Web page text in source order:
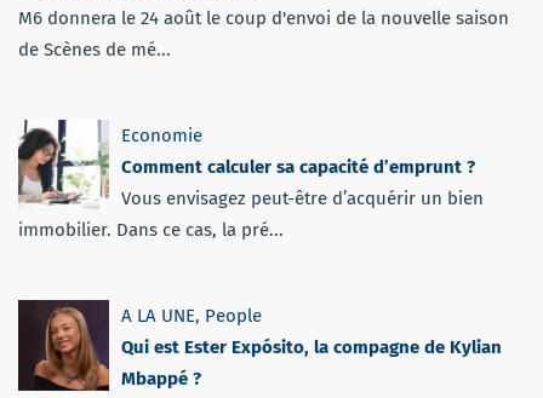
M6 donnera le 24 août le coup d'envoi de la nouvelle saison
de Scènes de mé...
Economie
Comment calculer sa capacité d’emprunt ?
Vous envisagez peut-être d’acquérir un bien
immobilier. Dans ce cas, la pré...
A LA UNE, People
Qui est Ester Expósito, la compagne de Kylian
Mbappé ?